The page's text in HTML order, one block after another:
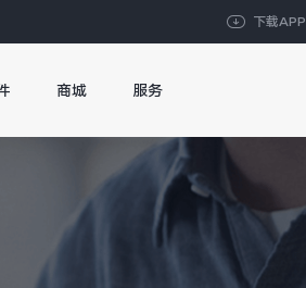
下载APP
商城 服务